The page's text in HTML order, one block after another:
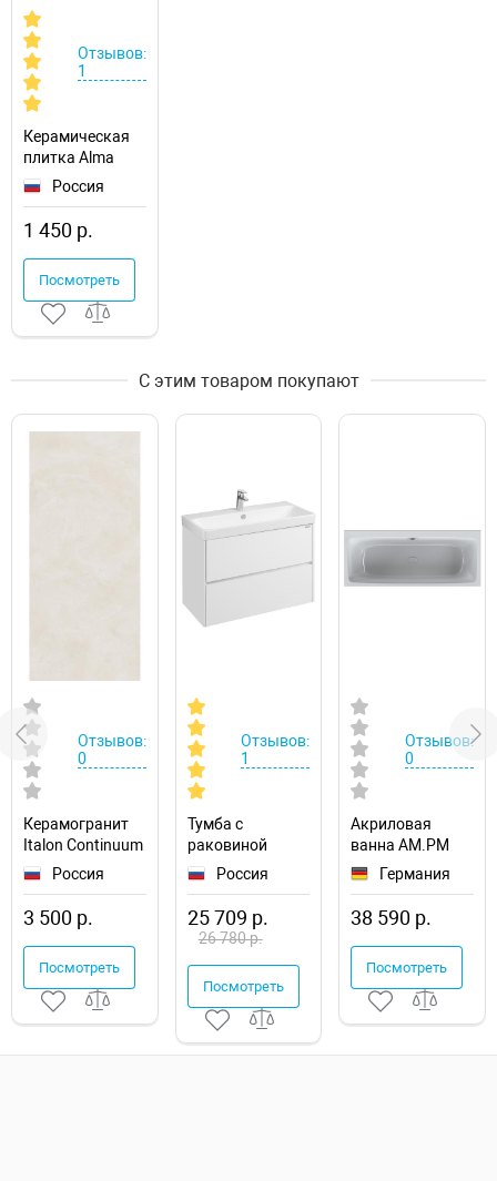
Отзывов:
1
Керамическая
плитка Alma
Ceramica Лоран
TWU12LRT27R
Матовая
Россия
1 450 р.
Посмотреть
С этим товаром покупают
Отзывов:
0
Керамогранит
Italon Continuum
ПоларРоссия
3 500 р.
Посмотреть
Отзывов:
1
Тумба с
раковиной
Aquaton Сканди
1A2519K0SD010
подвесная
Россия
25 709 р.
26 780 р.
Посмотреть
Отзывов:
0
Акриловая
ванна AM.PM
Func 170х70
W84A-170-070W-
A
Германия
38 590 р.
Посмотреть